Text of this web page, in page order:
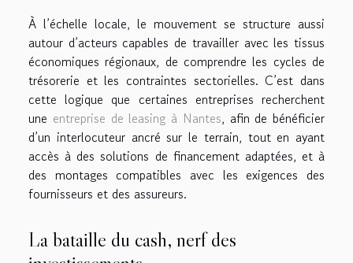
À l’échelle locale, le mouvement se structure aussi
autour d’acteurs capables de travailler avec les tissus
économiques régionaux, de comprendre les cycles de
trésorerie et les contraintes sectorielles. C’est dans
cette logique que certaines entreprises recherchent
une entreprise de leasing à Nantes, afin de bénéficier
d’un interlocuteur ancré sur le terrain, tout en ayant
accès à des solutions de financement adaptées, et à
des montages compatibles avec les exigences des
fournisseurs et des assureurs.
La bataille du cash, nerf des